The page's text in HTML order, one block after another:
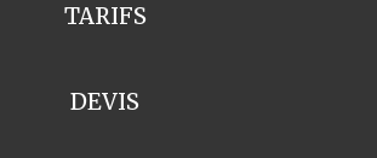
TARIFS
DEVIS